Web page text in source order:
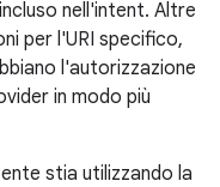
nell'intent. Altre
per l'URI specifico,
l'autorizzazione
in modo più
stia utilizzando la